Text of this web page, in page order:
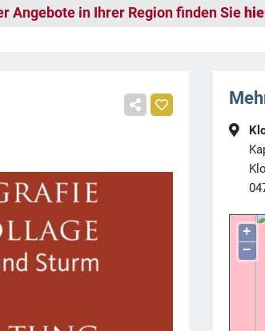
Angebote in Ihrer Region finden Sie
+
−